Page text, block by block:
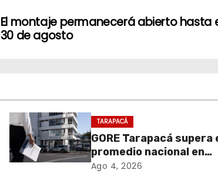
El montaje permanecerá abierto hasta
30 de agosto
TARAPACÁ
GORE Tarapacá supera
promedio nacional en
Transparencia
Ago 4, 2026